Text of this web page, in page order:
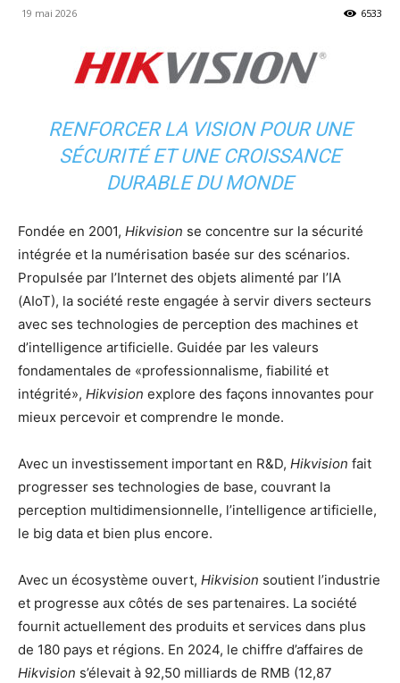
19 mai 2026 6533
RENFORCER LA VISION POUR UNE
SÉCURITÉ ET UNE CROISSANCE
DURABLE DU MONDE
Fondée en 2001, Hikvision se concentre sur la sécurité
intégrée et la numérisation basée sur des scénarios.
Propulsée par l’Internet des objets alimenté par l’IA
(AIoT), la société reste engagée à servir divers secteurs
avec ses technologies de perception des machines et
d’intelligence artificielle. Guidée par les valeurs
fondamentales de «professionnalisme, fiabilité et
intégrité», Hikvision explore des façons innovantes pour
mieux percevoir et comprendre le monde.
Avec un investissement important en R&D, Hikvision fait
progresser ses technologies de base, couvrant la
perception multidimensionnelle, l’intelligence artificielle,
le big data et bien plus encore.
Avec un écosystème ouvert, Hikvision soutient l’industrie
et progresse aux côtés de ses partenaires. La société
fournit actuellement des produits et services dans plus
de 180 pays et régions. En 2024, le chiffre d’affaires de
Hikvision s’élevait à 92,50 milliards de RMB (12,87